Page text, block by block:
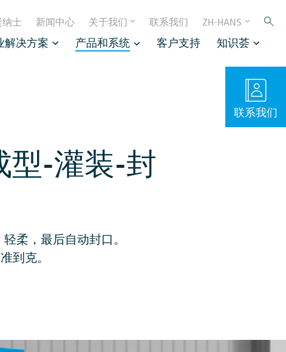
士 新闻中心 关于我们 联系我们 ZH-HANS
解决方案 产品和系统 客户支持 知识荟
联系我们
型-灌装-封
柔，最后自动封口。
到克。